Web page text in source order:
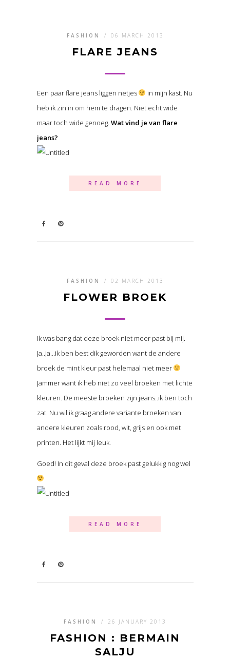
FASHION / 06 MARCH 2013
FLARE JEANS
Een paar flare jeans liggen netjes
in mijn kast. Nu
heb ik zin in om hem te dragen. Niet echt wide
maar toch wide genoeg. Wat vind je van flare
jeans?
READ MORE
FASHION / 02 MARCH 2013
FLOWER BROEK
Ik was bang dat deze broek niet meer past bij mij.
Ja..ja…ik ben best dik geworden want de andere
broek de mint kleur past helemaal niet meer
Jammer want ik heb niet zo veel broeken met lichte
kleuren. De meeste broeken zijn jeans..ik ben toch
zat. Nu wil ik graag andere variante broeken van
andere kleuren zoals rood, wit, grijs en ook met
printen. Het lijkt mij leuk.
Goed! In dit geval deze broek past gelukkig nog wel
READ MORE
FASHION / 26 JANUARY 2013
FASHION : BERMAIN
SALJU